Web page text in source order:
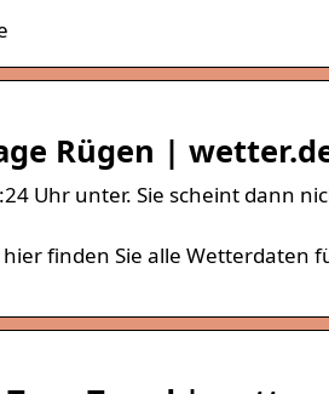
Rügen |
Uhr unter. Sie scheint dann
finden Sie alle Wetterdaten